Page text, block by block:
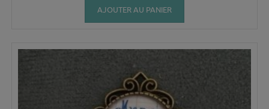
AJOUTER AU PANIER